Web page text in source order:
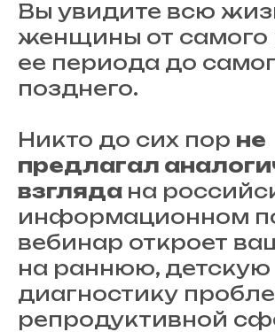
Вы увидите всю
женщины от самого
ее периода до
позднего.
Никто до сих пор не
предлагал
взгляда на
информационном
вебинар откроет
на раннюю, детскую
диагностику
репродуктивной